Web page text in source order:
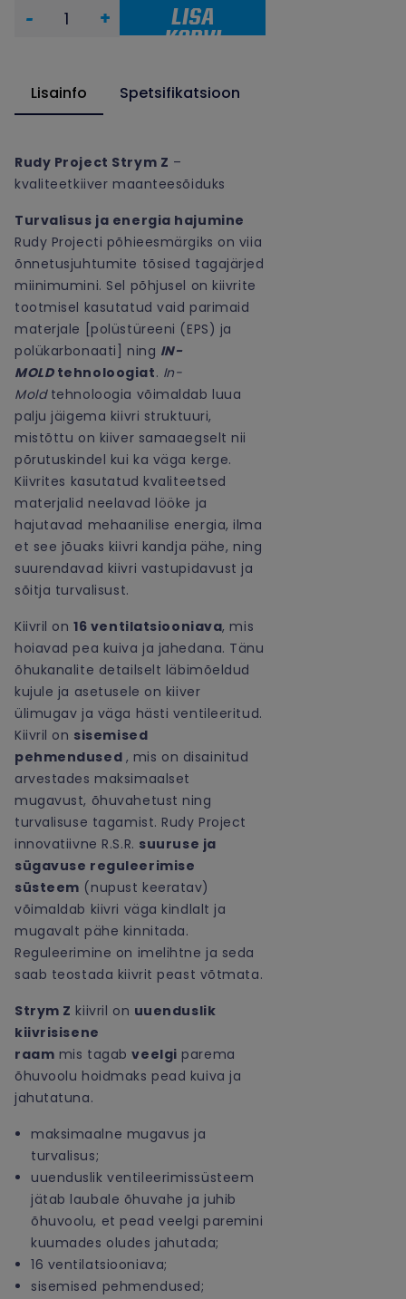
- + LISA
KORVI
Lisainfo Spetsifikatsioon
Rudy Project Strym Z –
kvaliteetkiiver maanteesõiduks
Turvalisus ja energia hajumine
Rudy Projecti põhieesmärgiks on viia
õnnetusjuhtumite tõsised tagajärjed
miinimumini. Sel põhjusel on kiivrite
tootmisel kasutatud vaid parimaid
materjale [polüstüreeni (EPS) ja
polükarbonaati] ning IN-
MOLDtehnoloogiat. In-
Moldtehnoloogia võimaldab luua
palju jäigema kiivri struktuuri,
mistõttu on kiiver samaaegselt nii
põrutuskindel kui ka väga kerge.
Kiivrites kasutatud kvaliteetsed
materjalid neelavad lööke ja
hajutavad mehaanilise energia, ilma
et see jõuaks kiivri kandja pähe, ning
suurendavad kiivri vastupidavust ja
sõitja turvalisust.
Kiivril on16 ventilatsiooniava, mis
hoiavad pea kuiva ja jahedana. Tänu
õhukanalite detailselt läbimõeldud
kujule ja asetusele on kiiver
ülimugav ja väga hästi ventileeritud.
Kiivril on sisemised
pehmendused , mis on disainitud
arvestades maksimaalset
mugavust, õhuvahetust ning
turvalisuse tagamist. Rudy Project
innovatiivne R.S.R. suuruse ja
sügavuse reguleerimise
süsteem (nupust keeratav)
võimaldab kiivri väga kindlalt ja
mugavalt pähe kinnitada.
Reguleerimine on imelihtne ja seda
saab teostada kiivrit peast võtmata.
Strym Z kiivril on uuenduslik
kiivrisisene
raam mis tagabveelgi parema
õhuvoolu hoidmaks pead kuiva ja
jahutatuna.
maksimaalne mugavus ja
turvalisus;
uuenduslik ventileerimissüsteem
jätab laubale õhuvahe ja juhib
õhuvoolu, et pead veelgi paremini
kuumades oludes jahutada;
16 ventilatsiooniava;
sisemised pehmendused;